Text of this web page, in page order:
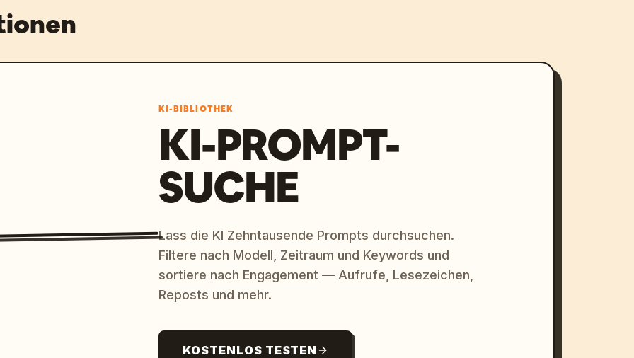
KI-BIBLIOTHEK
KI-PROMPT-
SUCHE
Lass die KI Zehntausende Prompts durchsuchen.
Filtere nach Modell, Zeitraum und Keywords und
sortiere nach Engagement — Aufrufe, Lesezeichen,
Reposts und mehr.
KOSTENLOS TESTEN